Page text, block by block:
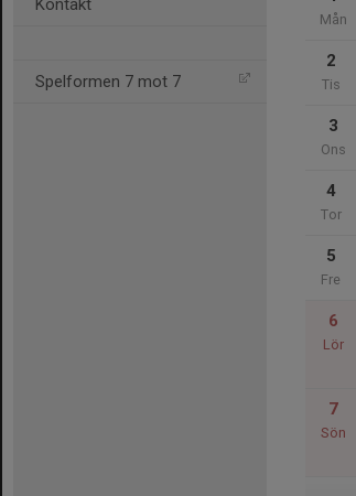
Kontakt
Spelformen 7 mot 7
Mån
2
Tis
3
Ons
4
Tor
5
Fre
6
Lör
7
Sön